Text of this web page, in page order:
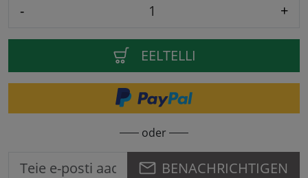
- +
EELTELLI
oder
BENACHRICHTIGEN